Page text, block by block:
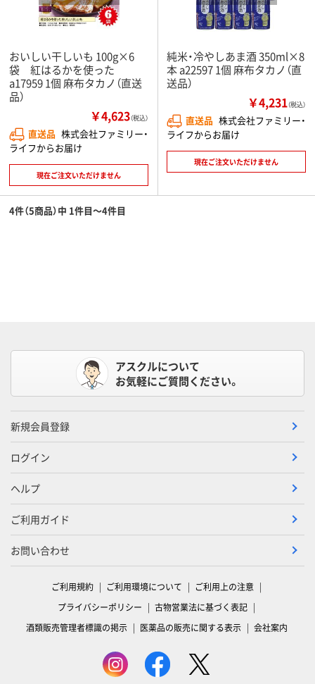
おいしい干しいも 100g×6
袋 紅はるかを使った
a17959 1個 麻布タカノ（直送
品）
￥4,623（税込）
直送品 株式会社ファミリー・
ライフからお届け
現在ご注文いただけません
純米・冷やしあま酒 350ml×8
本 a22597 1個 麻布タカノ（直
送品）
￥4,231（税込）
直送品 株式会社ファミリー・
ライフからお届け
現在ご注文いただけません
4件（5商品）中 1件目～4件目
アスクルについて
お気軽にご質問ください。
新規会員登録
ログイン
ヘルプ
ご利用ガイド
お問い合わせ
ご利用規約 ご利用環境について
ご利用上の注意
プライバシーポリシー
古物営業法に基づく表記
酒類販売管理者標識の掲示
医薬品の販売に関する表示 会社案内